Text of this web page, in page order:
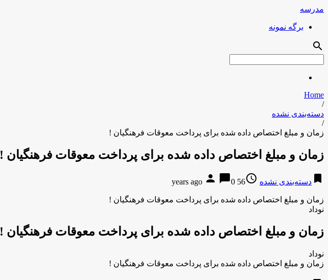
مدرسه
برگه نمونه
search
Home
/
دسته‌بندی نشده
/
زمان و مبلغ اختصاص داده شده برای پرداخت معوقات فرهنگیان !
زمان و مبلغ اختصاص داده شده برای پرداخت معوقات فرهنگیان !
bookmark دسته‌بندی نشده access_time
56 years ago
person chat_bubble0
زمان و مبلغ اختصاص داده شده برای پرداخت معوقات فرهنگیان !
نوداد
زمان و مبلغ اختصاص داده شده برای پرداخت معوقات فرهنگیان !
نوداد
زمان و مبلغ اختصاص داده شده برای پرداخت معوقات فرهنگیان !